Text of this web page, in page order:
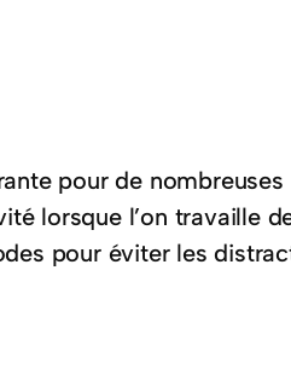
pour de
lorsque l’on travaille
pour éviter les